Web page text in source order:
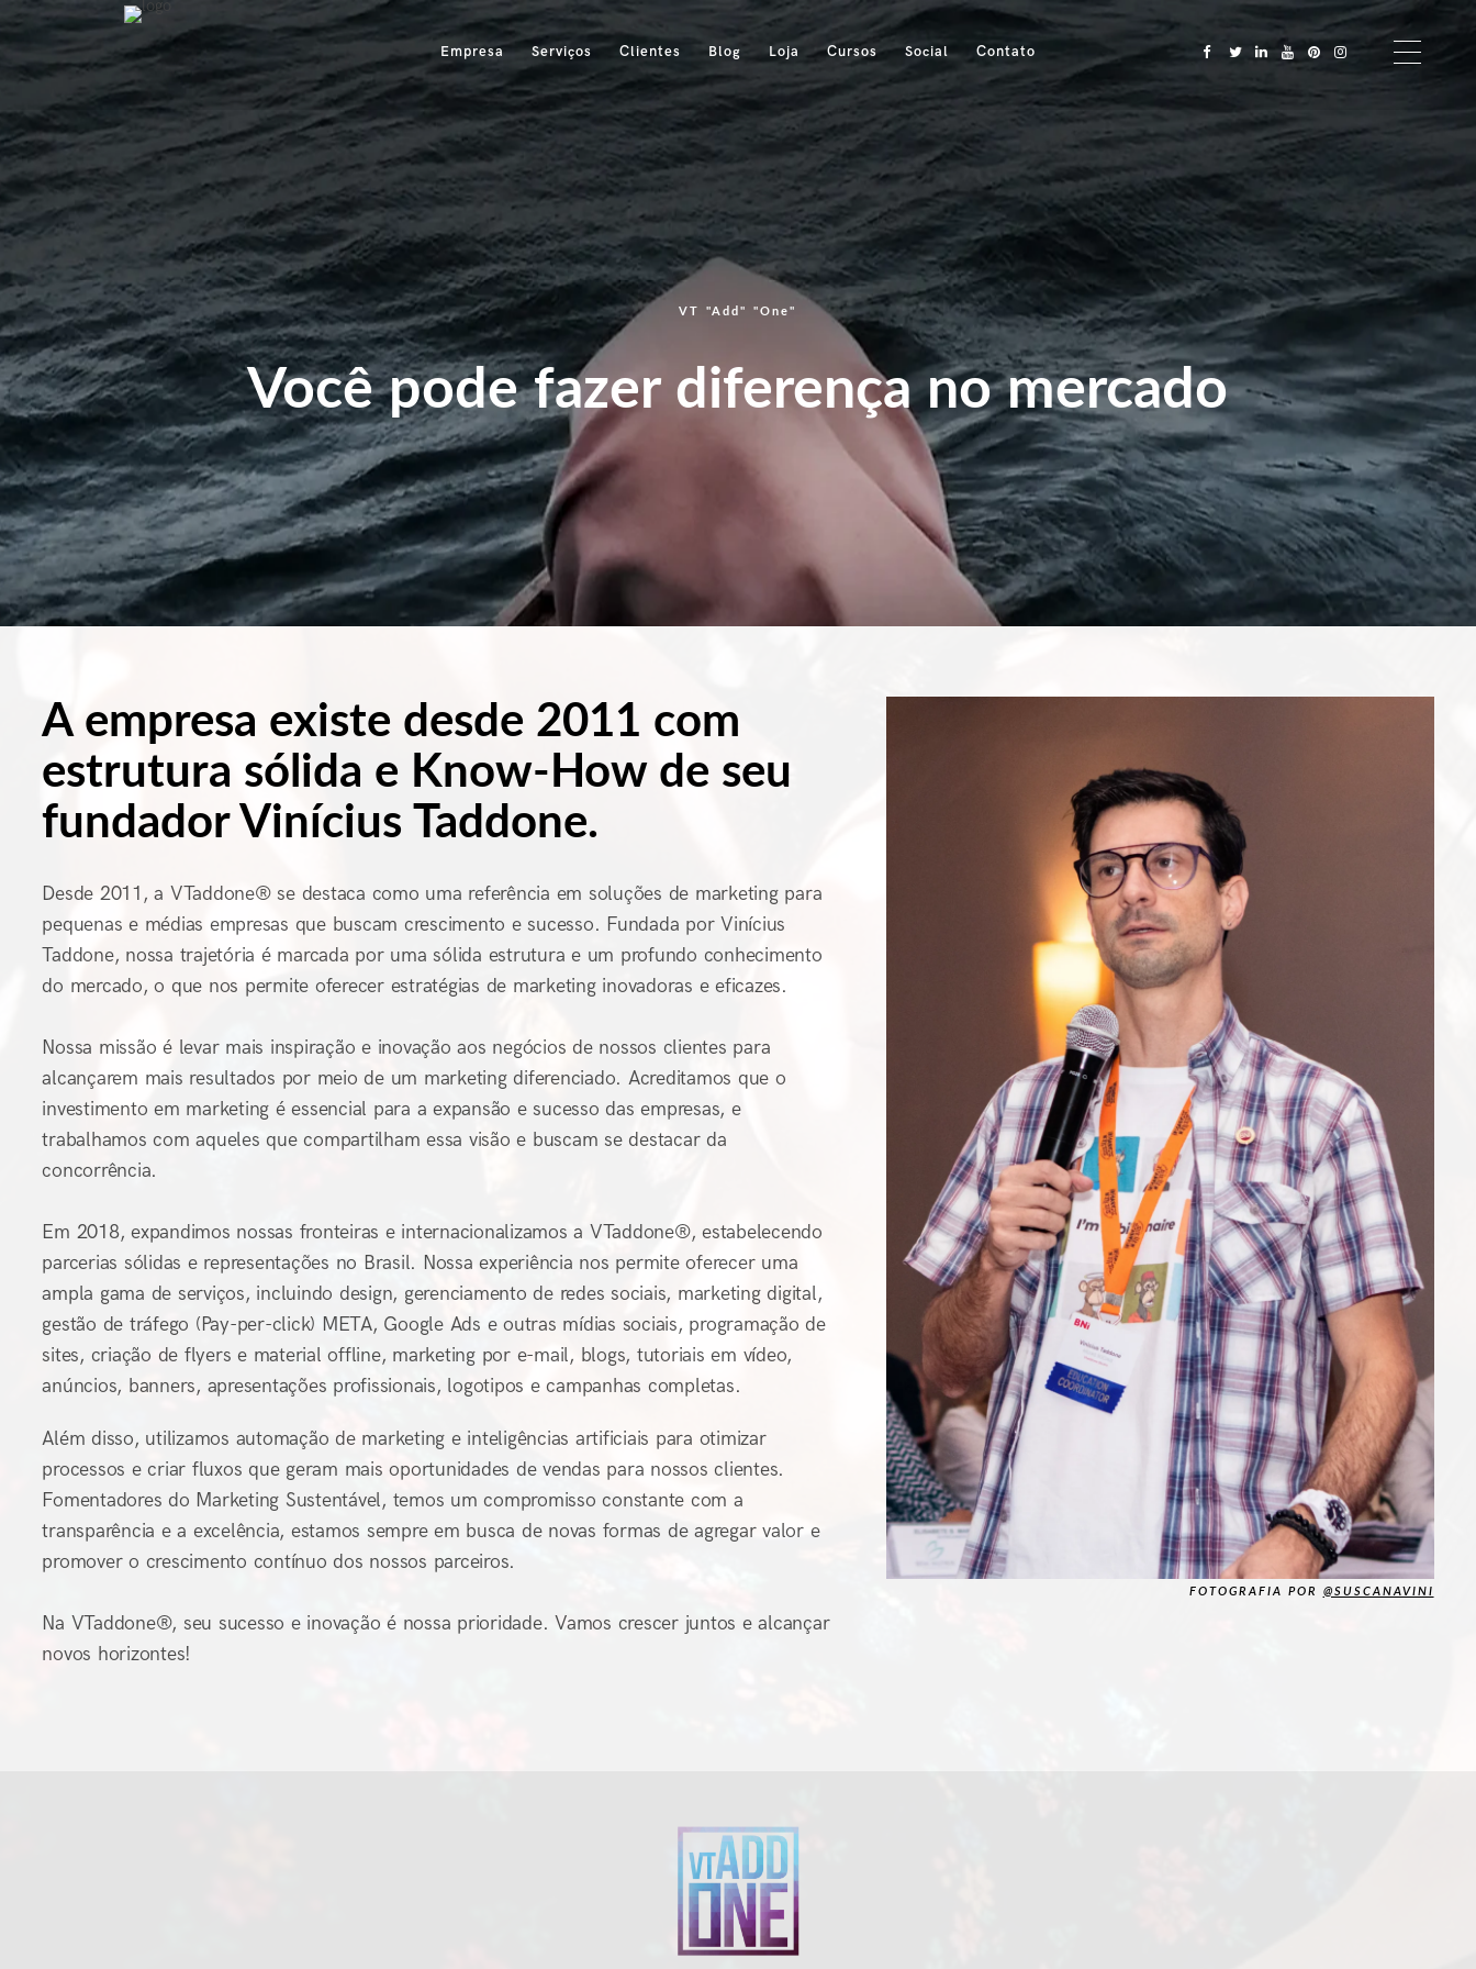
Empresa Serviços Clientes Blog Loja Cursos Social Contato
VT "Add" "One"
Você pode fazer diferença no mercado
A empresa existe desde 2011 com
estrutura sólida e Know-How de seu
fundador Vinícius Taddone.
Desde 2011, a VTaddone® se destaca como uma referência em soluções de marketing para
pequenas e médias empresas que buscam crescimento e sucesso. Fundada por Vinícius
Taddone, nossa trajetória é marcada por uma sólida estrutura e um profundo conhecimento
do mercado, o que nos permite oferecer estratégias de marketing inovadoras e eficazes.
Nossa missão é levar mais inspiração e inovação aos negócios de nossos clientes para
alcançarem mais resultados por meio de um marketing diferenciado. Acreditamos que o
investimento em marketing é essencial para a expansão e sucesso das empresas, e
trabalhamos com aqueles que compartilham essa visão e buscam se destacar da
concorrência.
Em 2018, expandimos nossas fronteiras e internacionalizamos a VTaddone®, estabelecendo
parcerias sólidas e representações no Brasil. Nossa experiência nos permite oferecer uma
ampla gama de serviços, incluindo design, gerenciamento de redes sociais, marketing digital,
gestão de tráfego (Pay-per-click) META, Google Ads e outras mídias sociais, programação de
sites, criação de flyers e material offline, marketing por e-mail, blogs, tutoriais em vídeo,
anúncios, banners, apresentações profissionais, logotipos e campanhas completas.
Além disso, utilizamos automação de marketing e inteligências artificiais para otimizar
processos e criar fluxos que geram mais oportunidades de vendas para nossos clientes.
Fomentadores do Marketing Sustentável, temos um compromisso constante com a
transparência e a excelência, estamos sempre em busca de novas formas de agregar valor e
promover o crescimento contínuo dos nossos parceiros.
Na VTaddone®, seu sucesso e inovação é nossa prioridade. Vamos crescer juntos e alcançar
novos horizontes!
FOTOGRAFIA POR @SUSCANAVINI